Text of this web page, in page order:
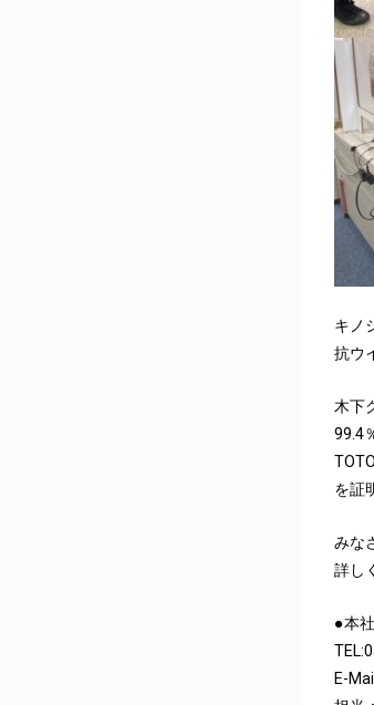
キノ
抗ウ
木下
99.4
を証
みな
詳し
●本社
E-